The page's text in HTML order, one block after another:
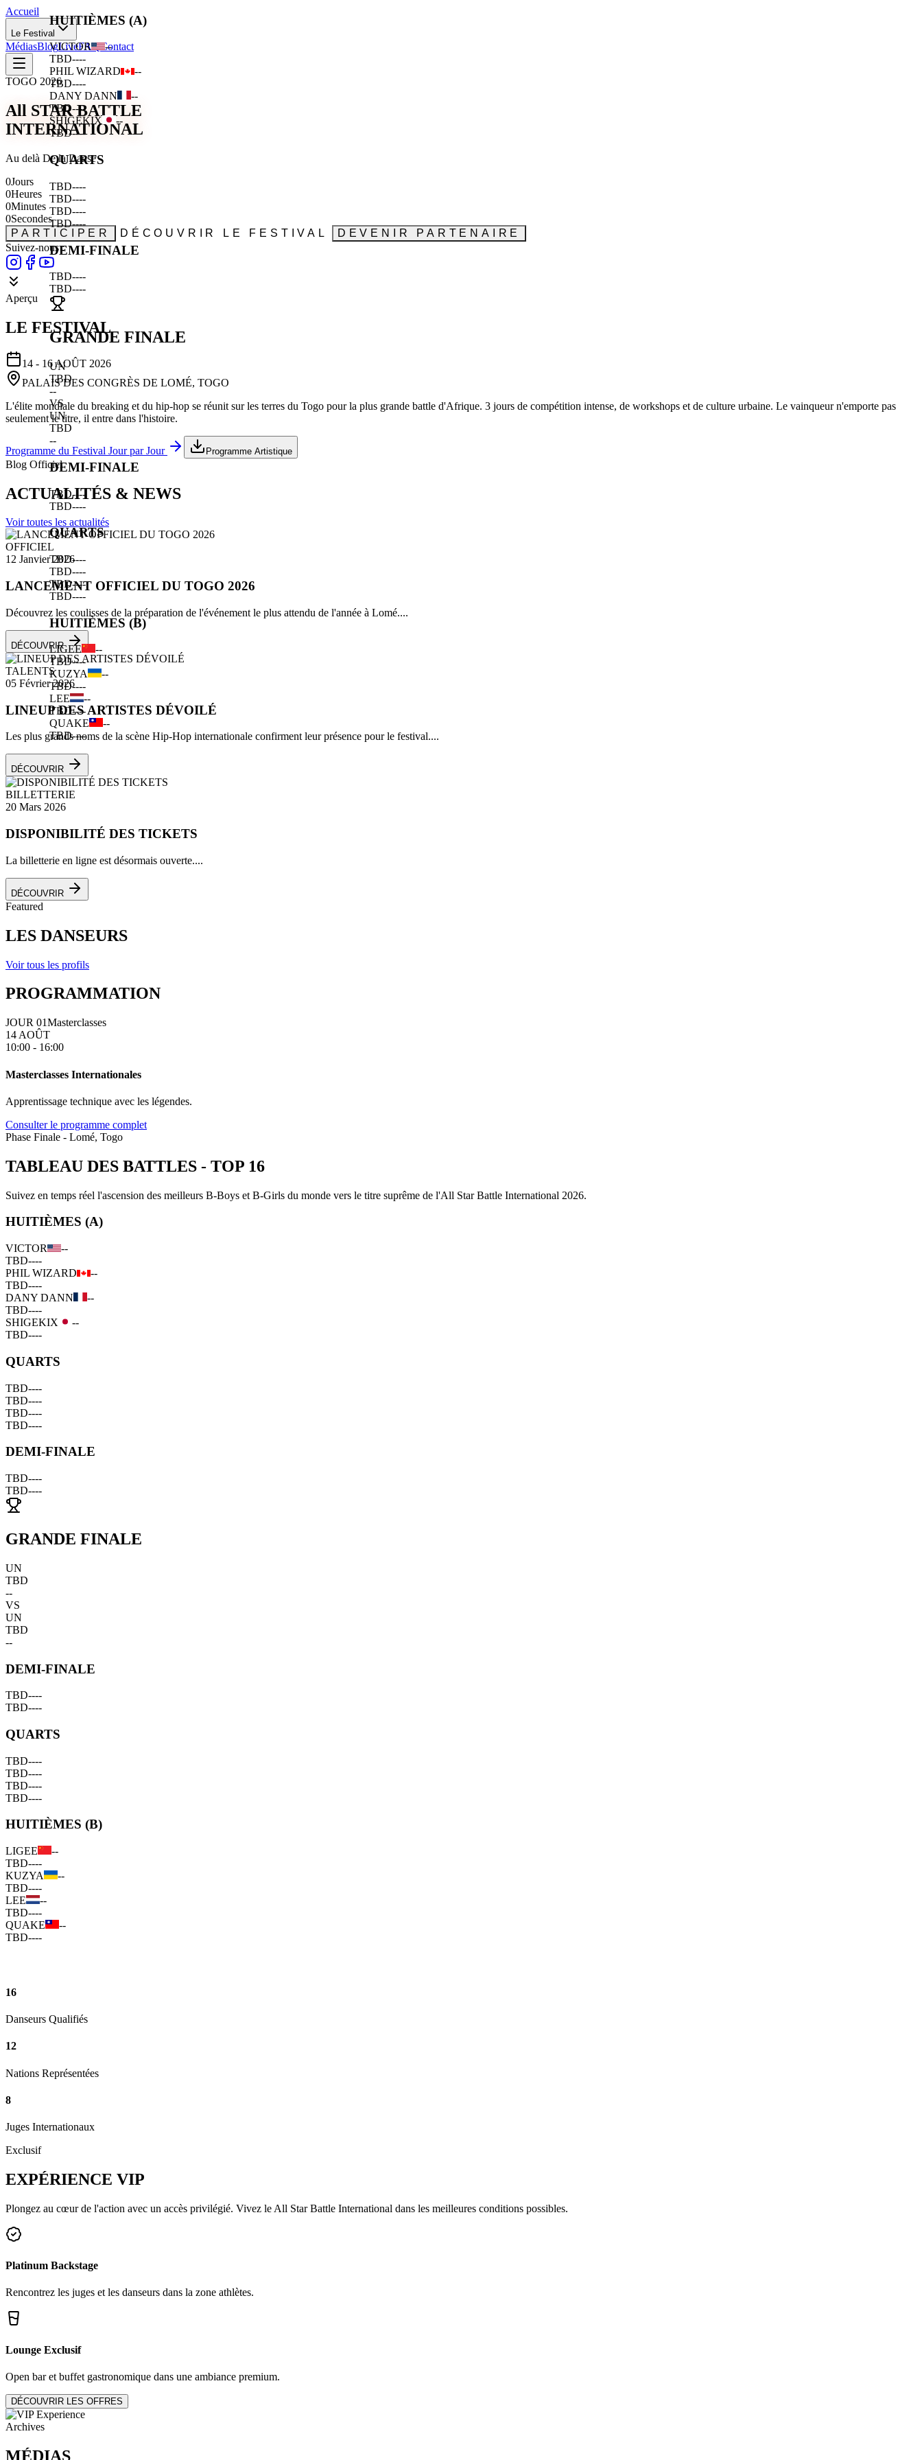
Accueil
Le Festival
MédiasBlogLiveFAQContact
TOGO 2026
All STAR BATTLE
INTERNATIONAL
Au delà De la Danse
0Jours
0Heures
0Minutes
0Secondes
PARTICIPER
DÉCOUVRIR LE FESTIVAL
DEVENIR PARTENAIRE
Suivez-nous :
Aperçu
LE FESTIVAL
14 - 16 AOÛT 2026
PALAIS DES CONGRÈS DE LOMÉ, TOGO
L'élite mondiale du breaking et du hip-hop se réunit sur les terres du Togo pour la plus grande battle d'Afrique. 3 jours de compétition intense, de workshops et de culture urbaine. Le vainqueur n'emporte pas
seulement le titre, il entre dans l'histoire.
Programme du Festival Jour par Jour Programme Artistique
Blog Officiel
ACTUALITÉS & NEWS
Voir toutes les actualités
OFFICIEL
12 Janvier 2026
LANCEMENT OFFICIEL DU TOGO 2026
Découvrez les coulisses de la préparation de l'événement le plus attendu de l'année à Lomé....
DÉCOUVRIR
TALENTS
05 Février 2026
LINEUP DES ARTISTES DÉVOILÉ
Les plus grands noms de la scène Hip-Hop internationale confirment leur présence pour le festival....
DÉCOUVRIR
BILLETTERIE
20 Mars 2026
DISPONIBILITÉ DES TICKETS
La billetterie en ligne est désormais ouverte....
DÉCOUVRIR
Featured
LES DANSEURS
Voir tous les profils
PROGRAMMATION
JOUR 01Masterclasses
14 AOÛT
10:00 - 16:00
Masterclasses Internationales
Apprentissage technique avec les légendes.
Consulter le programme complet
Phase Finale - Lomé, Togo
TABLEAU DES BATTLES - TOP 16
Suivez en temps réel l'ascension des meilleurs B-Boys et B-Girls du monde vers le titre suprême de l'All Star Battle International 2026.
HUITIÈMES (A)
VICTOR
--
TBD----
PHIL WIZARD
--
TBD----
DANY DANN
--
TBD----
SHIGEKIX
--
TBD----
QUARTS
TBD----
TBD----
TBD----
TBD----
DEMI-FINALE
TBD----
TBD----
GRANDE FINALE
UN
TBD
--
VS
UN
TBD
--
DEMI-FINALE
TBD----
TBD----
QUARTS
TBD----
TBD----
TBD----
TBD----
HUITIÈMES (B)
LIGEE
--
TBD----
KUZYA
--
TBD----
LEE
--
TBD----
QUAKE
--
TBD----
HUITIÈMES (A)
VICTOR
--
TBD----
PHIL WIZARD
--
TBD----
DANY DANN
--
TBD----
SHIGEKIX
--
TBD----
QUARTS
TBD----
TBD----
TBD----
TBD----
DEMI-FINALE
TBD----
TBD----
GRANDE FINALE
UN
TBD
--
VS
UN
TBD
--
DEMI-FINALE
TBD----
TBD----
QUARTS
TBD----
TBD----
TBD----
TBD----
HUITIÈMES (B)
LIGEE
--
TBD----
KUZYA
--
TBD----
LEE
--
TBD----
QUAKE
--
TBD----
16
Danseurs Qualifiés
12
Nations Représentées
8
Juges Internationaux
Exclusif
EXPÉRIENCE VIP
Plongez au cœur de l'action avec un accès privilégié. Vivez le All Star Battle International dans les meilleures conditions possibles.
Platinum Backstage
Rencontrez les juges et les danseurs dans la zone athlètes.
Lounge Exclusif
Open bar et buffet gastronomique dans une ambiance premium.
DÉCOUVRIR LES OFFRES
Archives
MÉDIAS